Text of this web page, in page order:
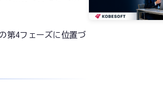
第4フェーズに位置づ